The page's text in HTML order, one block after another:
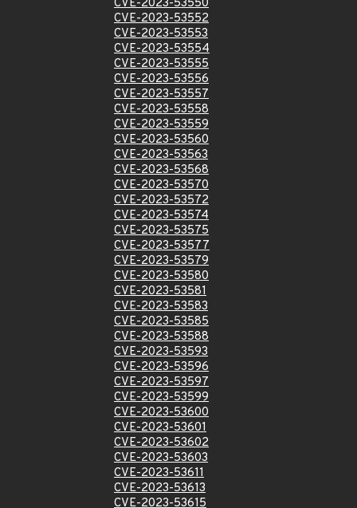
CVE-2023-53550
CVE-2023-53552
CVE-2023-53553
CVE-2023-53554
CVE-2023-53555
CVE-2023-53556
CVE-2023-53557
CVE-2023-53558
CVE-2023-53559
CVE-2023-53560
CVE-2023-53563
CVE-2023-53568
CVE-2023-53570
CVE-2023-53572
CVE-2023-53574
CVE-2023-53575
CVE-2023-53577
CVE-2023-53579
CVE-2023-53580
CVE-2023-53581
CVE-2023-53583
CVE-2023-53585
CVE-2023-53588
CVE-2023-53593
CVE-2023-53596
CVE-2023-53597
CVE-2023-53599
CVE-2023-53600
CVE-2023-53601
CVE-2023-53602
CVE-2023-53603
CVE-2023-53611
CVE-2023-53613
CVE-2023-53615